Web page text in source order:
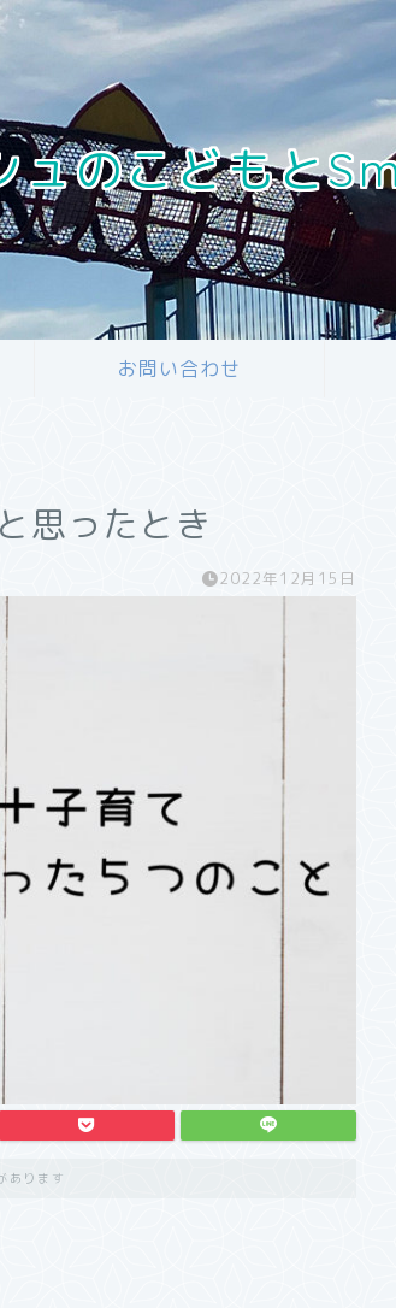
ュのこどもと
お問い合わせ
思ったとき
2022年12月15日
あります